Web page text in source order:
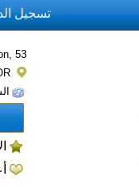
تسجيل
53